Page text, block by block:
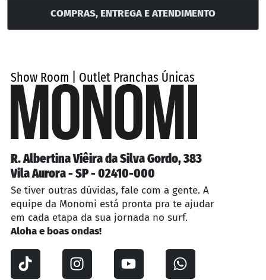
COMPRAS, ENTREGA E ATENDIMENTO
Show Room | Outlet Pranchas Únicas
R. Albertina Viêira da Silva Gordo, 383
Vila Aurora - SP - 02410-000
Se tiver outras dúvidas, fale com a gente. A
equipe da Monomi está pronta pra te ajudar
em cada etapa da sua jornada no surf.
Aloha e boas ondas!